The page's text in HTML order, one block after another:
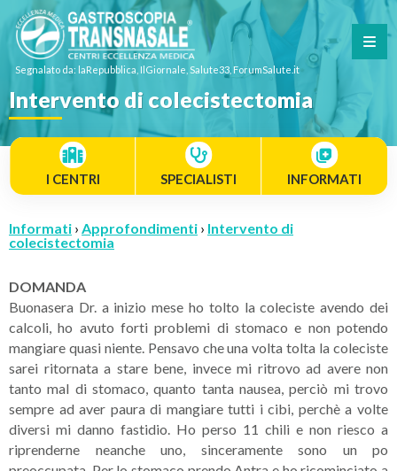
Segnalato da: laRepubblica, IlGiornale, Salute33, ForumSalute.it
Intervento di colecistectomia
I CENTRI SPECIALISTI INFORMATI
Informati › Approfondimenti › Intervento di
colecistectomia
DOMANDA
Buonasera Dr. a inizio mese ho tolto la coleciste avendo dei
calcoli, ho avuto forti problemi di stomaco e non potendo
mangiare quasi niente. Pensavo che una volta tolta la coleciste
sarei ritornata a stare bene, invece mi ritrovo ad avere non
tanto mal di stomaco, quanto tanta nausea, perciò mi trovo
sempre ad aver paura di mangiare tutti i cibi, perchè a volte
diversi mi danno fastidio. Ho perso 11 chili e non riesco a
riprenderne neanche uno, sinceramente sono un po